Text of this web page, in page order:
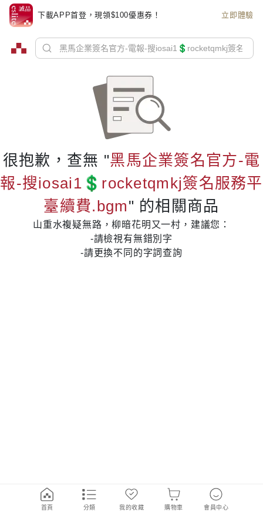
下載APP首登，現領$100優惠券！ 立即體驗
很抱歉，查無 "黑馬企業簽名官方-電
報-搜iosai1💲rocketqmkj簽名服務平
臺續費.bgm" 的相關商品
山重水複疑無路，柳暗花明又一村，建議您：
-請檢視有無錯別字
-請更換不同的字詞查詢
首頁 分類 我的收藏 購物車 會員中心